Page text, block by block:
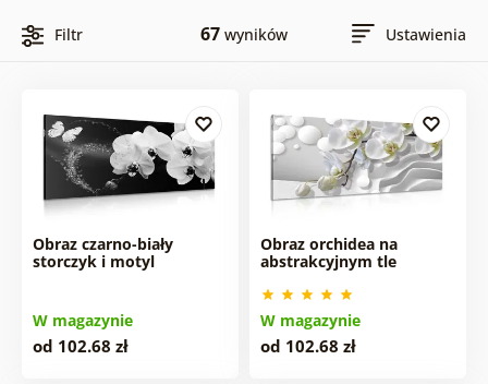
Filtr 67 wyników Ustawienia
Obraz czarno-biały
storczyk i motyl
W magazynie
od 102.68 zł
Obraz orchidea na
abstrakcyjnym tle
W magazynie
od 102.68 zł